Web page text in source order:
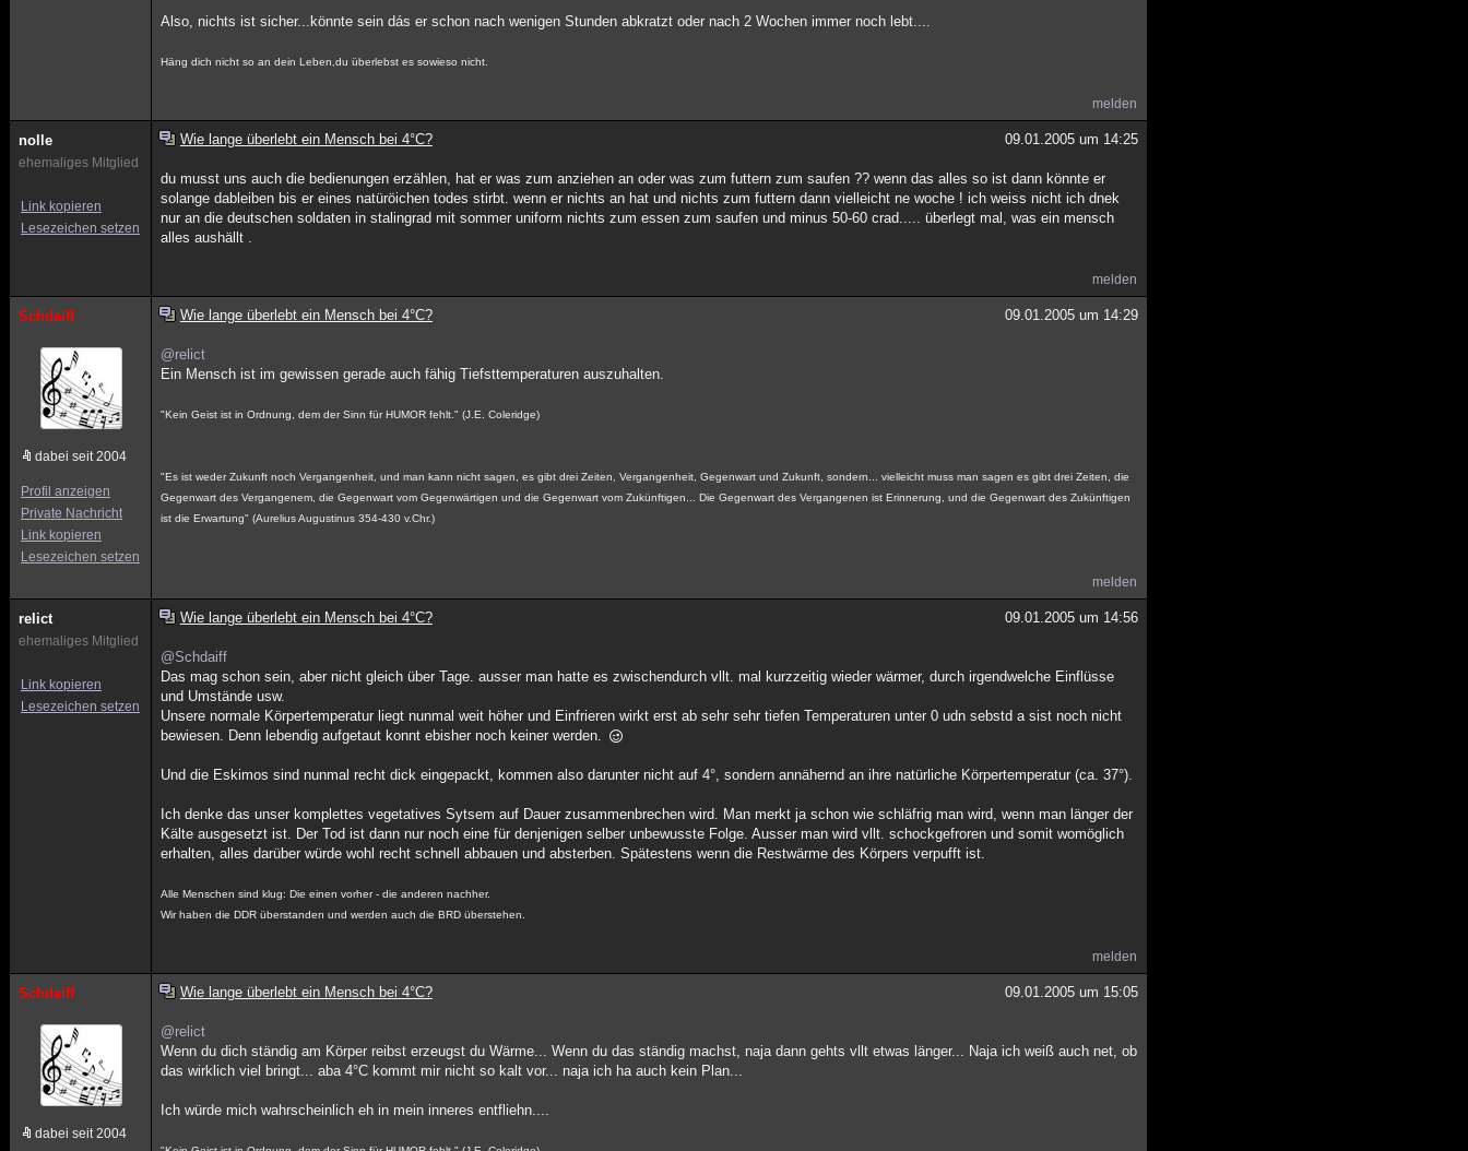
Also, nichts ist sicher...könnte sein dás er schon nach wenigen Stunden abkratzt oder nach 2 Wochen immer noch lebt....
Häng dich nicht so an dein Leben,du überlebst es sowieso nicht.
melden
nolle
ehemaliges Mitglied
Link kopieren
Lesezeichen setzen
Wie lange überlebt ein Mensch bei 4°C? 09.01.2005 um 14:25
du musst uns auch die bedienungen erzählen, hat er was zum anziehen an oder was zum futtern zum saufen ?? wenn das alles so ist dann könnte er
solange dableiben bis er eines natüröichen todes stirbt. wenn er nichts an hat und nichts zum futtern dann vielleicht ne woche ! ich weiss nicht ich dnek
nur an die deutschen soldaten in stalingrad mit sommer uniform nichts zum essen zum saufen und minus 50-60 crad..... überlegt mal, was ein mensch
alles aushällt .
melden
Schdaiff
dabei seit 2004
Profil anzeigen
Private Nachricht
Link kopieren
Lesezeichen setzen
Wie lange überlebt ein Mensch bei 4°C? 09.01.2005 um 14:29
@relict
Ein Mensch ist im gewissen gerade auch fähig Tiefsttemperaturen auszuhalten.
"Kein Geist ist in Ordnung, dem der Sinn für HUMOR fehlt." (J.E. Coleridge)
"Es ist weder Zukunft noch Vergangenheit, und man kann nicht sagen, es gibt drei Zeiten, Vergangenheit, Gegenwart und Zukunft, sondern... vielleicht muss man sagen es gibt drei Zeiten, die
Gegenwart des Vergangenem, die Gegenwart vom Gegenwärtigen und die Gegenwart vom Zukünftigen... Die Gegenwart des Vergangenen ist Erinnerung, und die Gegenwart des Zukünftigen
ist die Erwartung" (Aurelius Augustinus 354-430 v.Chr.)
melden
relict
ehemaliges Mitglied
Link kopieren
Lesezeichen setzen
Wie lange überlebt ein Mensch bei 4°C? 09.01.2005 um 14:56
@Schdaiff
Das mag schon sein, aber nicht gleich über Tage. ausser man hatte es zwischendurch vllt. mal kurzzeitig wieder wärmer, durch irgendwelche Einflüsse
und Umstände usw.
Unsere normale Körpertemperatur liegt nunmal weit höher und Einfrieren wirkt erst ab sehr sehr tiefen Temperaturen unter 0 udn sebstd a sist noch nicht
bewiesen. Denn lebendig aufgetaut konnt ebisher noch keiner werden.
Und die Eskimos sind nunmal recht dick eingepackt, kommen also darunter nicht auf 4°, sondern annähernd an ihre natürliche Körpertemperatur (ca. 37°).
Ich denke das unser komplettes vegetatives Sytsem auf Dauer zusammenbrechen wird. Man merkt ja schon wie schläfrig man wird, wenn man länger der
Kälte ausgesetzt ist. Der Tod ist dann nur noch eine für denjenigen selber unbewusste Folge. Ausser man wird vllt. schockgefroren und somit womöglich
erhalten, alles darüber würde wohl recht schnell abbauen und absterben. Spätestens wenn die Restwärme des Körpers verpufft ist.
Alle Menschen sind klug: Die einen vorher - die anderen nachher.
Wir haben die DDR überstanden und werden auch die BRD überstehen.
melden
Schdaiff
dabei seit 2004
Wie lange überlebt ein Mensch bei 4°C? 09.01.2005 um 15:05
@relict
Wenn du dich ständig am Körper reibst erzeugst du Wärme... Wenn du das ständig machst, naja dann gehts vllt etwas länger... Naja ich weiß auch net, ob
das wirklich viel bringt... aba 4°C kommt mir nicht so kalt vor... naja ich ha auch kein Plan...
Ich würde mich wahrscheinlich eh in mein inneres entfliehn....